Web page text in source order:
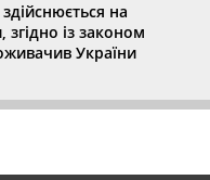
на
згідно із законом
України